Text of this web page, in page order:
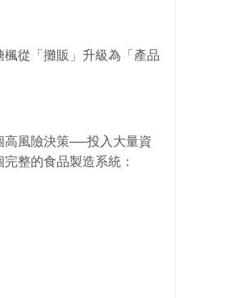
楓從「攤販」升級為「產品
高風險決策──投入大量資
整的食品製造系統：